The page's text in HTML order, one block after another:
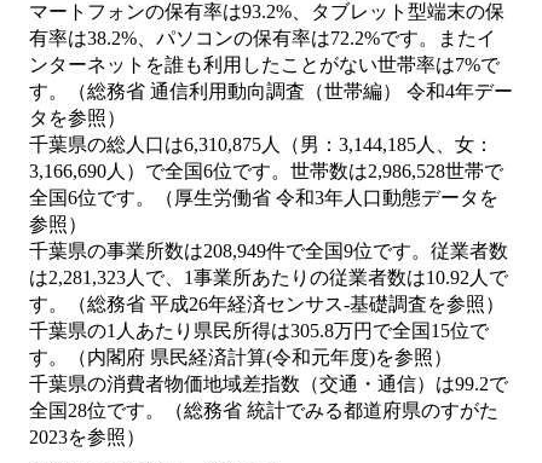
マートフォンの保有率は93.2%、タブレット型端末の保
有率は38.2%、パソコンの保有率は72.2%です。またイ
ンターネットを誰も利用したことがない世帯率は7%で
す。（総務省 通信利用動向調査（世帯編） 令和4年デー
タを参照）
千葉県の総人口は6,310,875人（男：3,144,185人、女：
3,166,690人）で全国6位です。世帯数は2,986,528世帯で
全国6位です。（厚生労働省 令和3年人口動態データを
参照）
千葉県の事業所数は208,949件で全国9位です。従業者数
は2,281,323人で、1事業所あたりの従業者数は10.92人で
す。（総務省 平成26年経済センサス‐基礎調査を参照）
千葉県の1人あたり県民所得は305.8万円で全国15位で
す。（内閣府 県民経済計算(令和元年度)を参照）
千葉県の消費者物価地域差指数（交通・通信）は99.2で
全国28位です。（総務省 統計でみる都道府県のすがた
2023を参照）